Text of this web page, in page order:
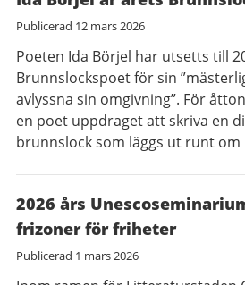
Publicerad 12 mars 2026
Poeten Ida Börjel har utsetts till
Brunnslockspoet för sin
avlyssna sin omgivning”. För
en poet uppdraget att skriva en
brunnslock som läggs ut runt om
2026 års
frizoner för friheter
Publicerad 1 mars 2026